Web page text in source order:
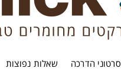
סרטוני הדרכה שאלות נפוצות